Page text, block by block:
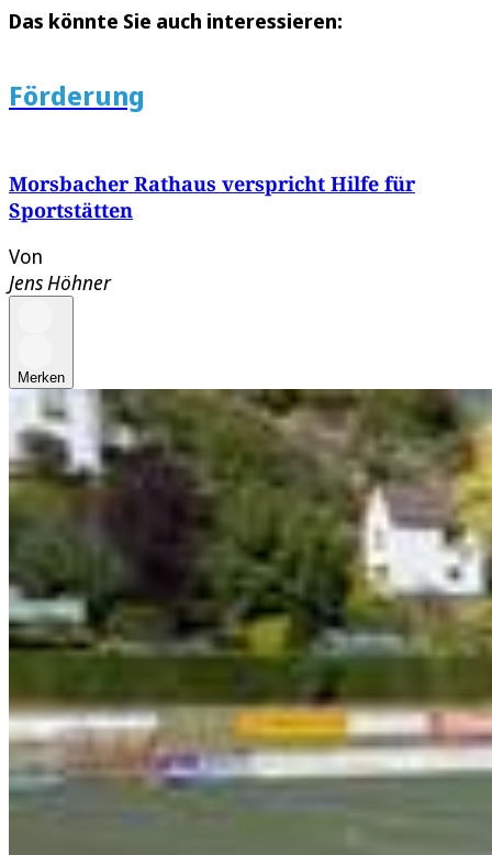
Das könnte Sie auch interessieren:
Förderung
Morsbacher Rathaus verspricht Hilfe für
Sportstätten
Von
Jens Höhner
Merken